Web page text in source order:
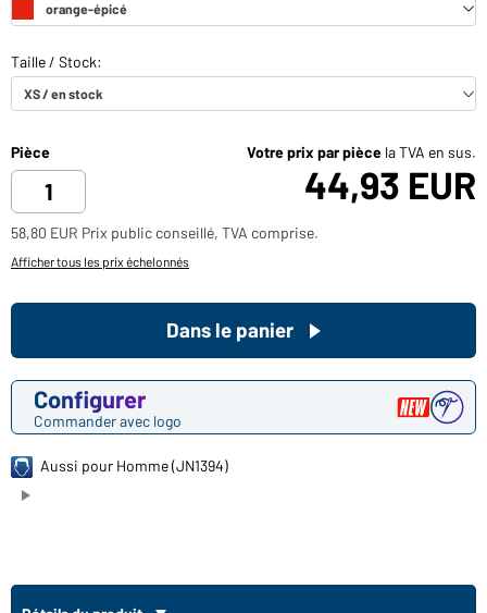
Pièce Votre prix par pièce la TVA en sus.
44,93 EUR
58,80 EUR Prix public conseillé, TVA comprise.
Afficher tous les prix échelonnés
Configurer
Commander avec logo
Dans le panier
Aussi pour Homme (JN1394)